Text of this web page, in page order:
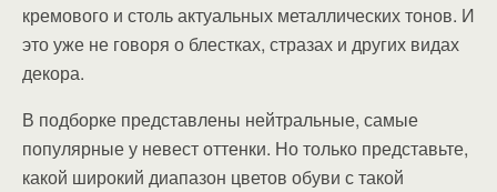
кремового и столь актуальных металлических тонов. И
это уже не говоря о блестках, стразах и других видах
декора.
В подборке представлены нейтральные, самые
популярные у невест оттенки. Но только представьте,
какой широкий диапазон цветов обуви с такой